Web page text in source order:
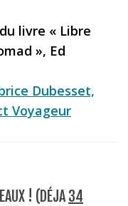
livre « Libre
», Ed
Dubesset,
Voyageur
! (DÉJA 34